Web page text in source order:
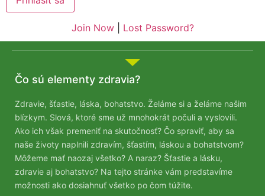
Join Now| Lost Password?
Čo sú elementy zdravia?
Zdravie, šťastie, láska, bohatstvo. Želáme si a želáme našim
blízkym. Slová, ktoré sme už mnohokrát počuli a vyslovili.
Ako ich však premeniť na skutočnosť? Čo spraviť, aby sa
naše životy naplnili zdravím, šťastím, láskou a bohatstvom?
Môžeme mať naozaj všetko? A naraz? Šťastie a lásku,
zdravie aj bohatstvo? Na tejto stránke vám predstavíme
možnosti ako dosiahnuť všetko po čom túžite.